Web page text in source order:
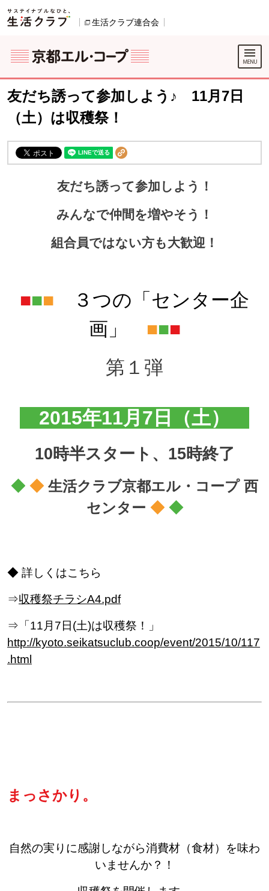
ページの先頭です。
別のウィンドウで開きます。
生活クラブ連合会
ここからサイト内共通メニューです。
サイト内共通メニューをスキップする
サイト内共通メニューここまで。
友だち誘って参加しよう♪ 11月7日
（土）は収穫祭！
友だち誘って参加しよう ！
みんなで仲間を増やそう ！
組合員ではない方も大歓迎！
■■■ ３つの「センター企
画」 ■■■
第１弾
2015年11月7日（土）
10時半スタート、15時終了
◆ ◆ 生活クラブ京都エル・コープ 西
センター ◆◆
◆ 詳しくはこちら
⇒収穫祭チラシA4.pdf
⇒「11月7日(土)は収穫祭！」
http://kyoto.seikatsuclub.coop/event/2015/10/117
.html
まっさかり。
自然の実りに感謝しながら消費材（食材）を味わ
いませんか？！